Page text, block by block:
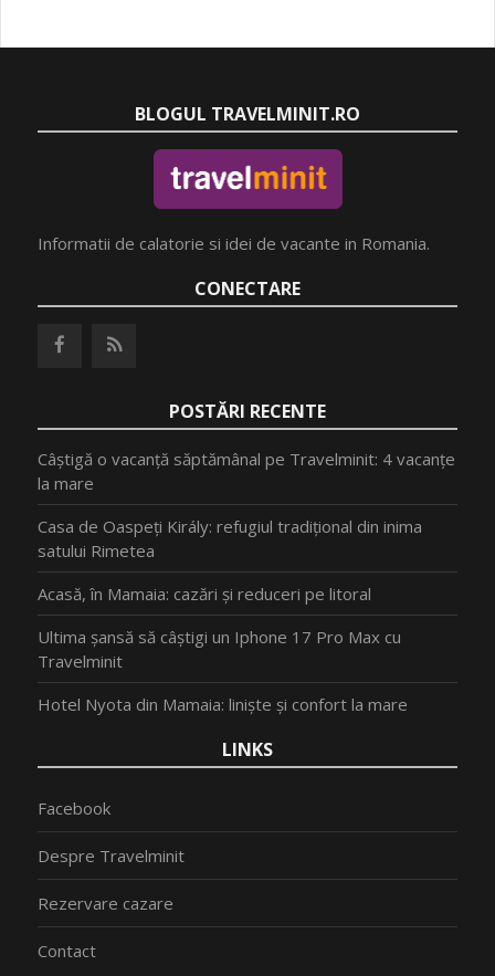
BLOGUL TRAVELMINIT.RO
Informatii de calatorie si idei de vacante in Romania.
CONECTARE
POSTĂRI RECENTE
Câștigă o vacanță săptămânal pe Travelminit: 4 vacanțe
la mare
Casa de Oaspeți Király: refugiul tradițional din inima
satului Rimetea
Acasă, în Mamaia: cazări și reduceri pe litoral
Ultima șansă să câștigi un Iphone 17 Pro Max cu
Travelminit
Hotel Nyota din Mamaia: liniște și confort la mare
LINKS
Facebook
Despre Travelminit
Rezervare cazare
Contact